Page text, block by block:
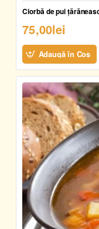
Ciorbă de pui
75,00lei
Adaugă în Coş